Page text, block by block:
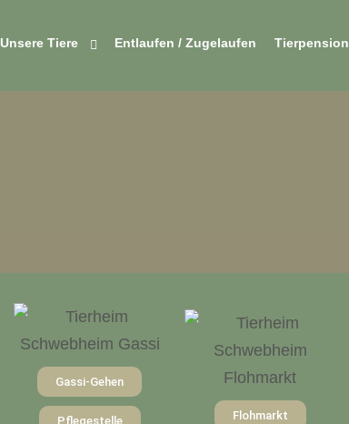
Unsere Tiere Entlaufen / Zugelaufen Tierpension
Gassi-Gehen
Pflegestelle Flohmarkt